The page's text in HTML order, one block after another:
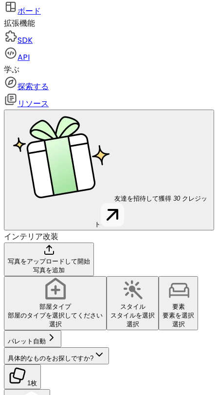
ボード
拡張機能
SDK
API
学ぶ
探索する
リソース
友達を招待して獲得 30 クレジッ
ト
インテリア改装
写真をアップロードして開始
写真を追加
部屋タイプ
部屋のタイプを選択してください
選択
スタイル
スタイルを選択
選択
要素
要素を選択
選択
パレット 自動
具体的なものをお探しですか?
1枚